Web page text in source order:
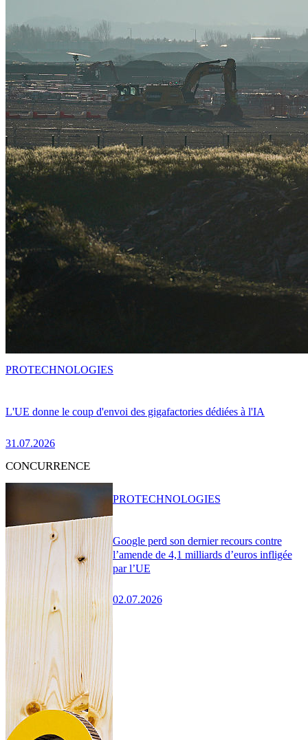
L'UE donne le coup d'envoi des gigafactories dédiées à l'IA
31.07.2026
PROTECHNOLOGIES
CONCURRENCE
Google perd son dernier recours contre
l’amende de 4,1 milliards d’euros infligée
par l’UE
02.07.2026
PROTECHNOLOGIES